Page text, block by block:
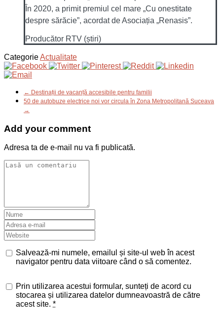
În 2020, a primit premiul cel mare „Cu onestitate
despre sărăcie”, acordat de Asociația „Renasis”.
Producător RTV (știri)
CategorieActualitate
← Destinații de vacanță accesibile pentru familii
50 de autobuze electrice noi vor circula în Zona Metropolitană Suceava
→
Add your comment
Adresa ta de e-mail nu va fi publicată.
Salvează-mi numele, emailul și site-ul web în acest
navigator pentru data viitoare când o să comentez.
Prin utilizarea acestui formular, sunteți de acord cu
stocarea și utilizarea datelor dumneavoastră de către
acest site. *